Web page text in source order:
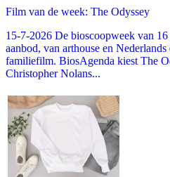
Film van de week: The Odyssey
15-7-2026 De bioscoopweek van
aanbod, van arthouse en
familiefilm. BiosAgenda kiest The
Christopher Nolans...